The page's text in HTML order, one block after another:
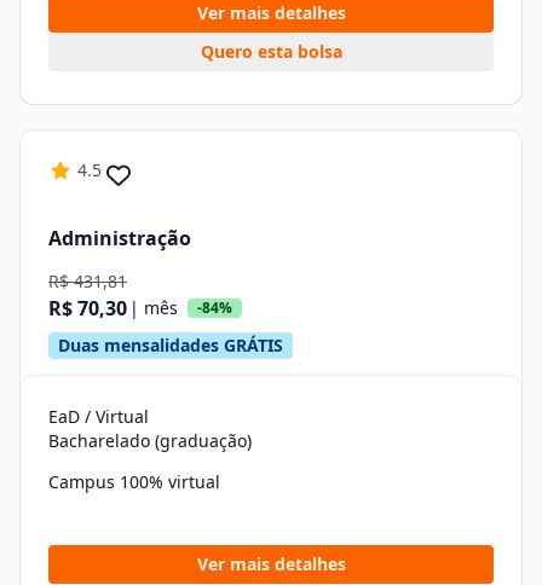
Ver mais detalhes
Quero esta bolsa
4.5
Administração
R$ 431,81
R$ 70,30 | mês -84%
Duas mensalidades GRÁTIS
EaD / Virtual
Bacharelado (graduação)
Campus 100% virtual
Ver mais detalhes